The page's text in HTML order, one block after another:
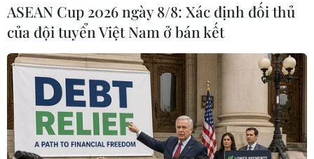
Theo dõi VietnamPlus
XUNG ĐỘT ISRAEL-HAMAS
Xung đột Israel-Hamas: Ít nhất 300 trẻ em thiệt
ASEAN Cup 2026 ngày 8/8: Xác định đối thủ
của đội tuyển Việt Nam ở bán kết